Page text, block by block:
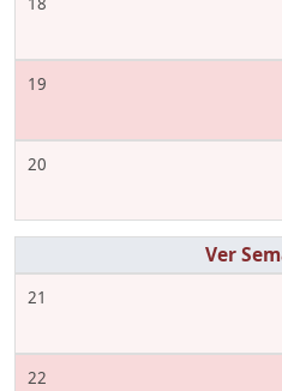
19
20
21
22